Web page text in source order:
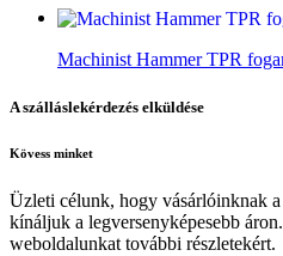
Machinist Hammer TPR
A szálláslekérdezés elküldése
Kövess minket
Üzleti célunk, hogy vásárlóinknak
kínáljuk a legversenyképesebb
weboldalunkat további részletekért.